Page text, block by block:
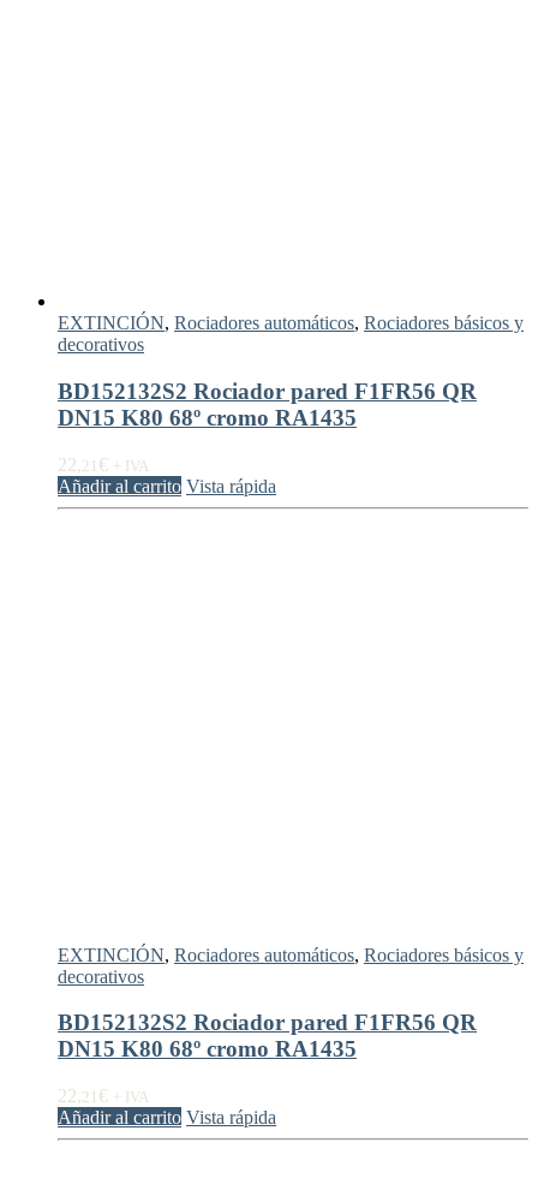
EXTINCIÓN, Rociadores automáticos, Rociadores básicos y
decorativos
BD152132S2 Rociador pared F1FR56 QR
DN15 K80 68º cromo RA1435
22,21 € + IVA
Añadir al carrito Vista rápida
EXTINCIÓN, Rociadores automáticos, Rociadores básicos y
decorativos
BD152132S2 Rociador pared F1FR56 QR
DN15 K80 68º cromo RA1435
22,21 € + IVA
Añadir al carrito Vista rápida